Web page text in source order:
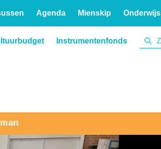
Agenda Mienskip Onderwijs
Instrumentenfonds